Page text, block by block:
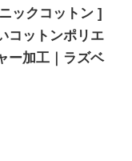
ックコットン ]
コットンポリエ
ー加工｜ラズベ